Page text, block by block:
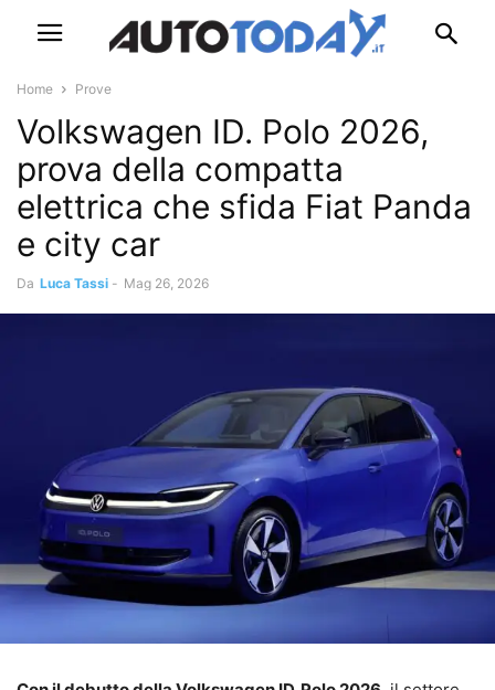
Home Prove
Volkswagen ID. Polo 2026,
prova della compatta
elettrica che sfida Fiat Panda
e city car
Da Luca Tassi - Mag 26, 2026